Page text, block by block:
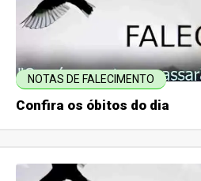
NOTAS DE FALECIMENTO
Confira os óbitos do dia